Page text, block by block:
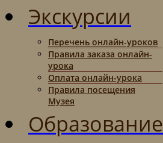
Экскурсии
Перечень онлайн-уроков
Правила заказа онлайн-
урока
Оплата онлайн-урока
Правила посещения
Музея
Образование